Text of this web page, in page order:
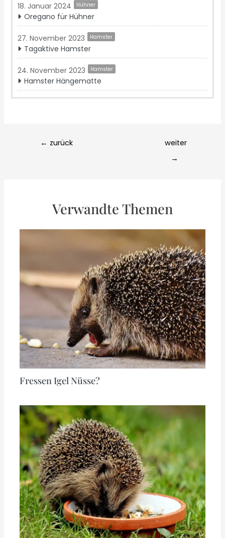
18. Januar 2024 Hühner
Oregano für Hühner
27. November 2023 Hamster
Tagaktive Hamster
24. November 2023 Hamster
Hamster Hängematte
← zurück
weiter
→
Verwandte Themen
Fressen Igel Nüsse?